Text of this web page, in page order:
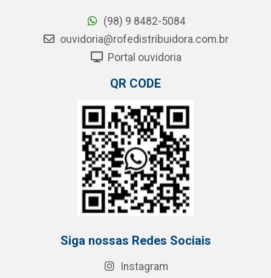
(98) 9 8482-5084
ouvidoria@rofedistribuidora.com.br
Portal ouvidoria
QR CODE
Siga nossas Redes Sociais
Instagram